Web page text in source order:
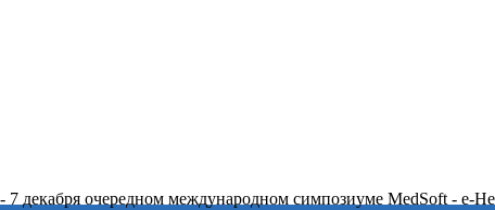
декабря очередном международном симпозиуме MedSoft - e-